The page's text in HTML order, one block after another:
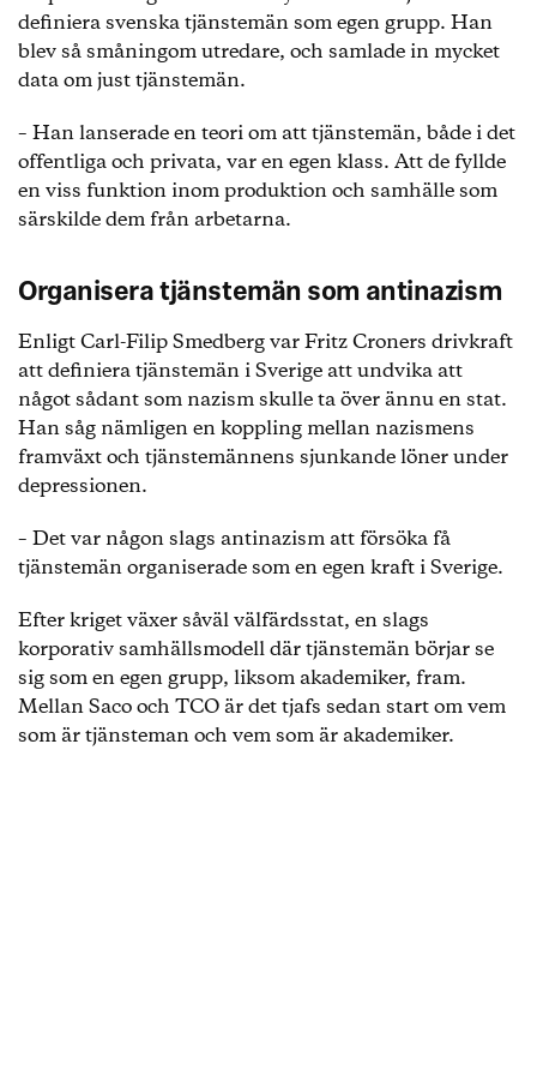
definiera svenska tjänstemän som egen grupp. Han
blev så småningom utredare, och samlade in mycket
data om just tjänstemän.
– Han lanserade en teori om att tjänstemän, både i det
offentliga och privata, var en egen klass. Att de fyllde
en viss funktion inom produktion och samhälle som
särskilde dem från arbetarna.
Organisera tjänstemän som antinazism
Enligt Carl-Filip Smedberg var Fritz Croners drivkraft
att definiera tjänstemän i Sverige att undvika att
något sådant som nazism skulle ta över ännu en stat.
Han såg nämligen en koppling mellan nazismens
framväxt och tjänstemännens sjunkande löner under
depressionen.
– Det var någon slags antinazism att försöka få
tjänstemän organiserade som en egen kraft i Sverige.
Efter kriget växer såväl välfärdsstat, en slags
korporativ samhällsmodell där tjänstemän börjar se
sig som en egen grupp, liksom akademiker, fram.
Mellan Saco och TCO är det tjafs sedan start om vem
som är tjänsteman och vem som är akademiker.